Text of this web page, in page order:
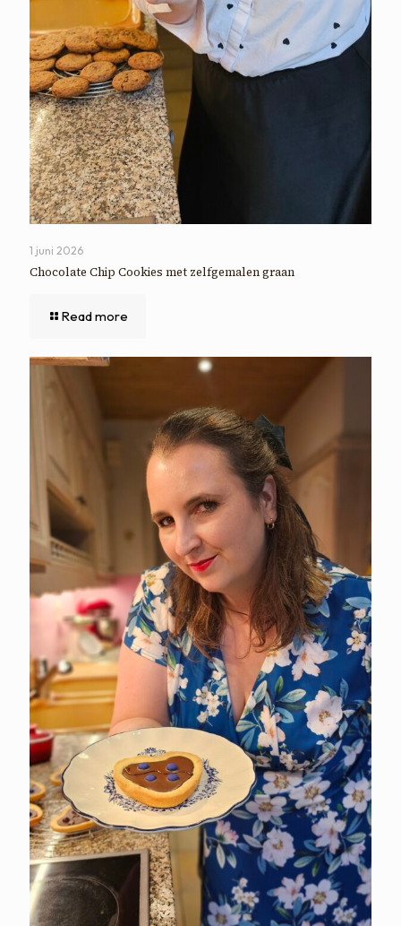
1 juni 2026
Chocolate Chip Cookies met zelfgemalen graan
Read more